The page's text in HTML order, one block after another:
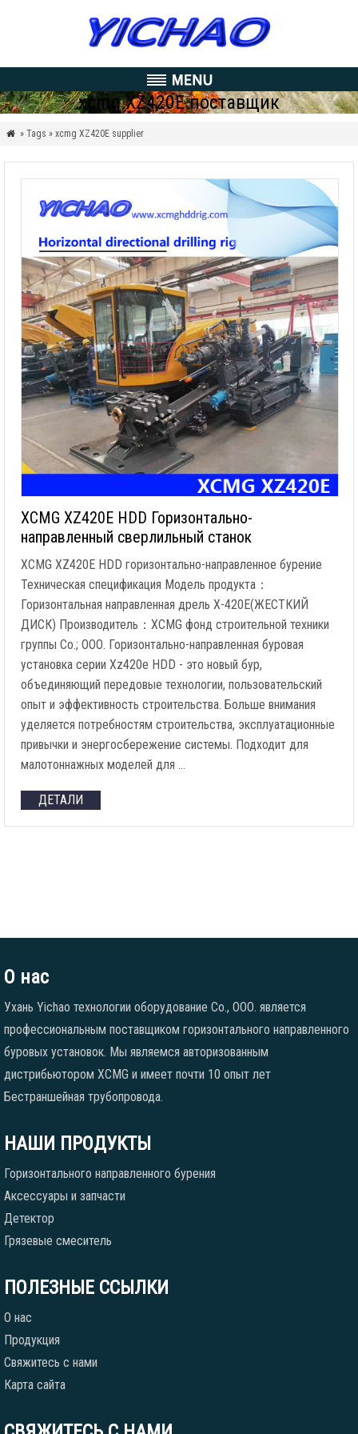
xcmg XZ420E поставщик
 » Tags » xcmg XZ420E supplier
XCMG XZ420E HDD Горизонтально-
направленный сверлильный станок
XCMG XZ420E HDD горизонтально-направленное бурение
Техническая спецификация Модель продукта：
Горизонтальная направленная дрель X-420E(ЖЕСТКИЙ
ДИСК) Производитель：XCMG фонд строительной техники
группы Co.; ООО. Горизонтально-направленная буровая
установка серии Xz420e HDD - это новый бур,
объединяющий передовые технологии, пользовательский
опыт и эффективность строительства. Больше внимания
уделяется потребностям строительства, эксплуатационные
привычки и энергосбережение системы. Подходит для
малотоннажных моделей для …
ДЕТАЛИ
О нас
Ухань Yichao технологии оборудование Co., ООО. является
профессиональным поставщиком горизонтального направленного
буровых установок. Мы являемся авторизованным
дистрибьютором XCMG и имеет почти 10 опыт лет
Бестраншейная трубопровода.
НАШИ ПРОДУКТЫ
Горизонтального направленного бурения
Аксессуары и запчасти
Детектор
Грязевые смеситель
ПОЛЕЗНЫЕ ССЫЛКИ
О нас
Продукция
Свяжитесь с нами
Карта сайта